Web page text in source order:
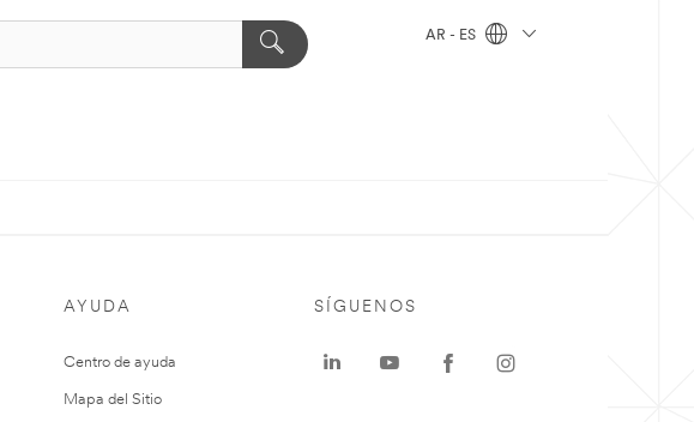
AR - ES
AYUDA
Centro de ayuda
Mapa del Sitio
SÍGUENOS